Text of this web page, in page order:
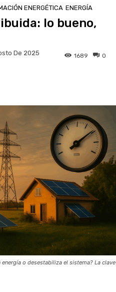
ENERGÉTICA ENERGÍA
lo bueno,
De 2025 0
1689
o desestabiliza el sistema? La clave